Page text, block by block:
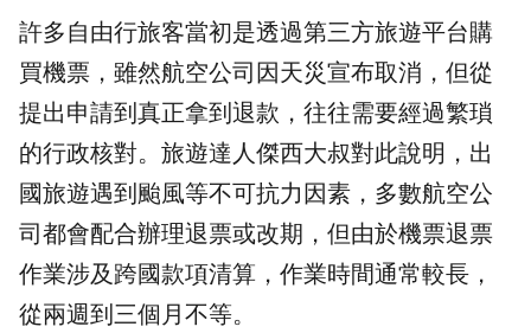
許多自由行旅客當初是透過第三方旅遊平台購
買機票，雖然航空公司因天災宣布取消，但從
提出申請到真正拿到退款，往往需要經過繁瑣
的行政核對。旅遊達人傑西大叔對此說明，出
國旅遊遇到颱風等不可抗力因素，多數航空公
司都會配合辦理退票或改期，但由於機票退票
作業涉及跨國款項清算，作業時間通常較長，
從兩週到三個月不等。